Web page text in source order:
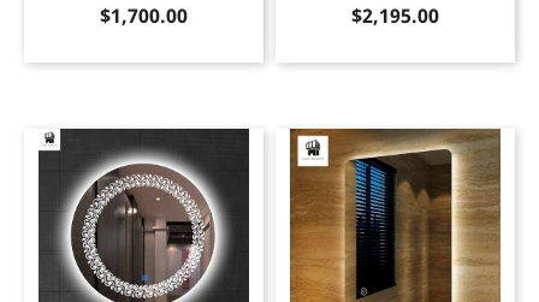
$1,700.00 $2,195.00